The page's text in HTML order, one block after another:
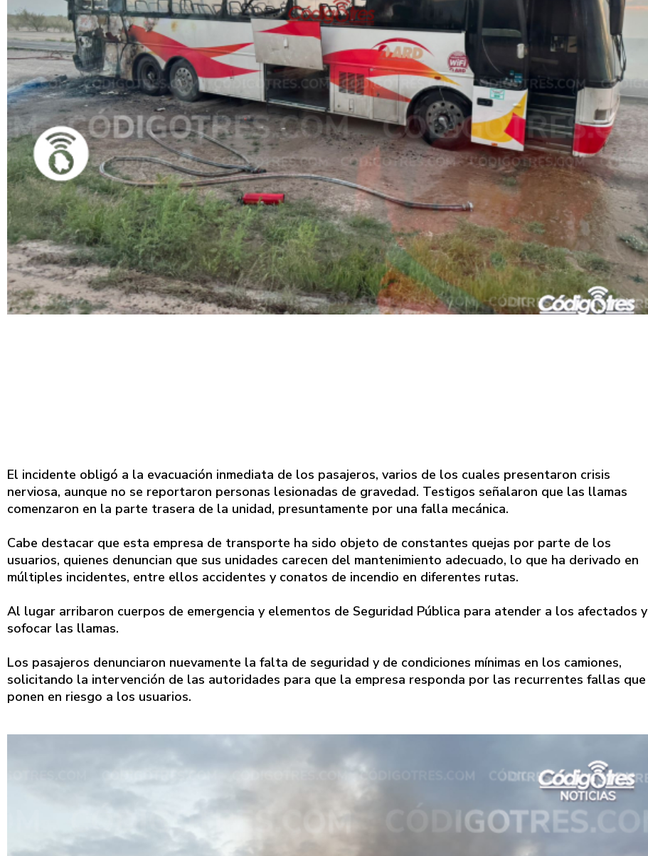
El incidente obligó a la evacuación inmediata de los pasajeros, varios de los cuales presentaron crisis
nerviosa, aunque no se reportaron personas lesionadas de gravedad. Testigos señalaron que las llamas
comenzaron en la parte trasera de la unidad, presuntamente por una falla mecánica.
Cabe destacar que esta empresa de transporte ha sido objeto de constantes quejas por parte de los
usuarios, quienes denuncian que sus unidades carecen del mantenimiento adecuado, lo que ha derivado en
múltiples incidentes, entre ellos accidentes y conatos de incendio en diferentes rutas.
Al lugar arribaron cuerpos de emergencia y elementos de Seguridad Pública para atender a los afectados y
sofocar las llamas.
Los pasajeros denunciaron nuevamente la falta de seguridad y de condiciones mínimas en los camiones,
solicitando la intervención de las autoridades para que la empresa responda por las recurrentes fallas que
ponen en riesgo a los usuarios.